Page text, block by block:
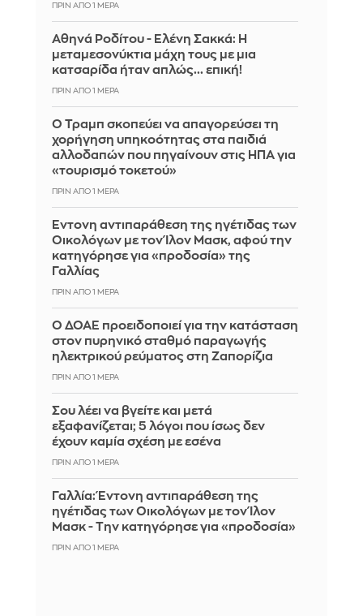
ΠΡΙΝ ΑΠΌ 1 ΜΈΡΑ
Αθηνά Ροδίτου - Ελένη Σακκά: Η
μεταμεσονύκτια μάχη τους με μια
κατσαρίδα ήταν απλώς... επική!
ΠΡΙΝ ΑΠΌ 1 ΜΈΡΑ
Ο Τραμπ σκοπεύει να απαγορεύσει τη
χορήγηση υπηκοότητας στα παιδιά
αλλοδαπών που πηγαίνουν στις ΗΠΑ για
«τουρισμό τοκετού»
ΠΡΙΝ ΑΠΌ 1 ΜΈΡΑ
Έντονη αντιπαράθεση της ηγέτιδας των
Οικολόγων με τον Ίλον Μασκ, αφού την
κατηγόρησε για «προδοσία» της
Γαλλίας
ΠΡΙΝ ΑΠΌ 1 ΜΈΡΑ
Ο ΔΟΑΕ προειδοποιεί για την κατάσταση
στον πυρηνικό σταθμό παραγωγής
ηλεκτρικού ρεύματος στη Ζαπορίζια
ΠΡΙΝ ΑΠΌ 1 ΜΈΡΑ
Σου λέει να βγείτε και μετά
εξαφανίζεται; 5 λόγοι που ίσως δεν
έχουν καμία σχέση με εσένα
ΠΡΙΝ ΑΠΌ 1 ΜΈΡΑ
Γαλλία: Έντονη αντιπαράθεση της
ηγέτιδας των Οικολόγων με τον Ίλον
Μασκ - Την κατηγόρησε για «προδοσία»
ΠΡΙΝ ΑΠΌ 1 ΜΈΡΑ